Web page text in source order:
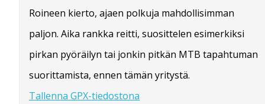
Roineen kierto, ajaen polkuja mahdollisimman
paljon. Aika rankka reitti, suosittelen esimerkiksi
pirkan pyöräilyn tai jonkin pitkän MTB tapahtuman
suorittamista, ennen tämän yritystä.
Tallenna GPX-tiedostona